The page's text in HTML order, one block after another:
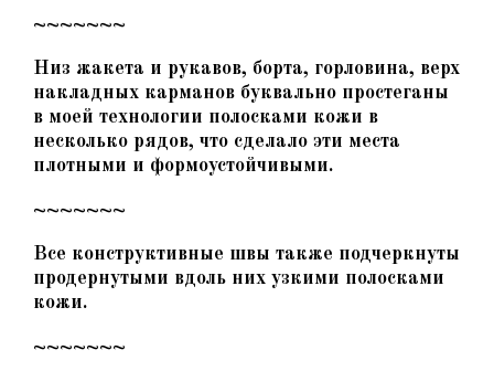
~~~~~~~
Низ жакета и рукавов, борта, горловина, верх
накладных карманов буквально простеганы
в моей технологии полосками кожи в
несколько рядов, что сделало эти места
плотными и формоустойчивыми.
~~~~~~~
Все конструктивные швы также подчеркнуты
продернутыми вдоль них узкими полосками
кожи.
~~~~~~~